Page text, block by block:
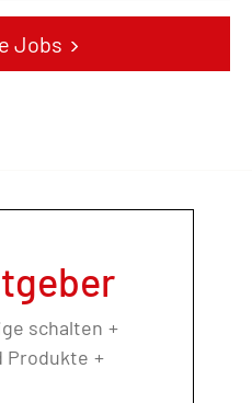
Jobs
schalten
Produkte